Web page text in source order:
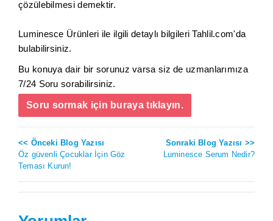
çözülebilmesi demektir.
Luminesce Ürünleri ile ilgili detaylı bilgileri Tahlil.com'da
bulabilirsiniz.
Bu konuya dair bir sorunuz varsa siz de uzmanlarımıza
7/24 Soru sorabilirsiniz.
Soru sormak için buraya tıklayın.
<< Önceki Blog Yazısı
Öz güvenli Çocuklar İçin Göz
Teması Kurun!
Sonraki Blog Yazısı >>
Luminesce Serum Nedir?